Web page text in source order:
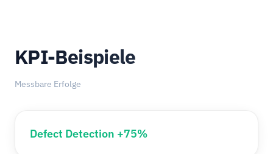
KPI-Beispiele
Messbare Erfolge
Defect Detection +75%